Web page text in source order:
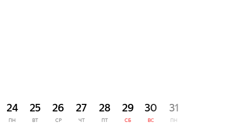
24
ПН
25
ВТ
26
СР
27
ЧТ
28
ПТ
29
СБ
30
ВС
31
ПН